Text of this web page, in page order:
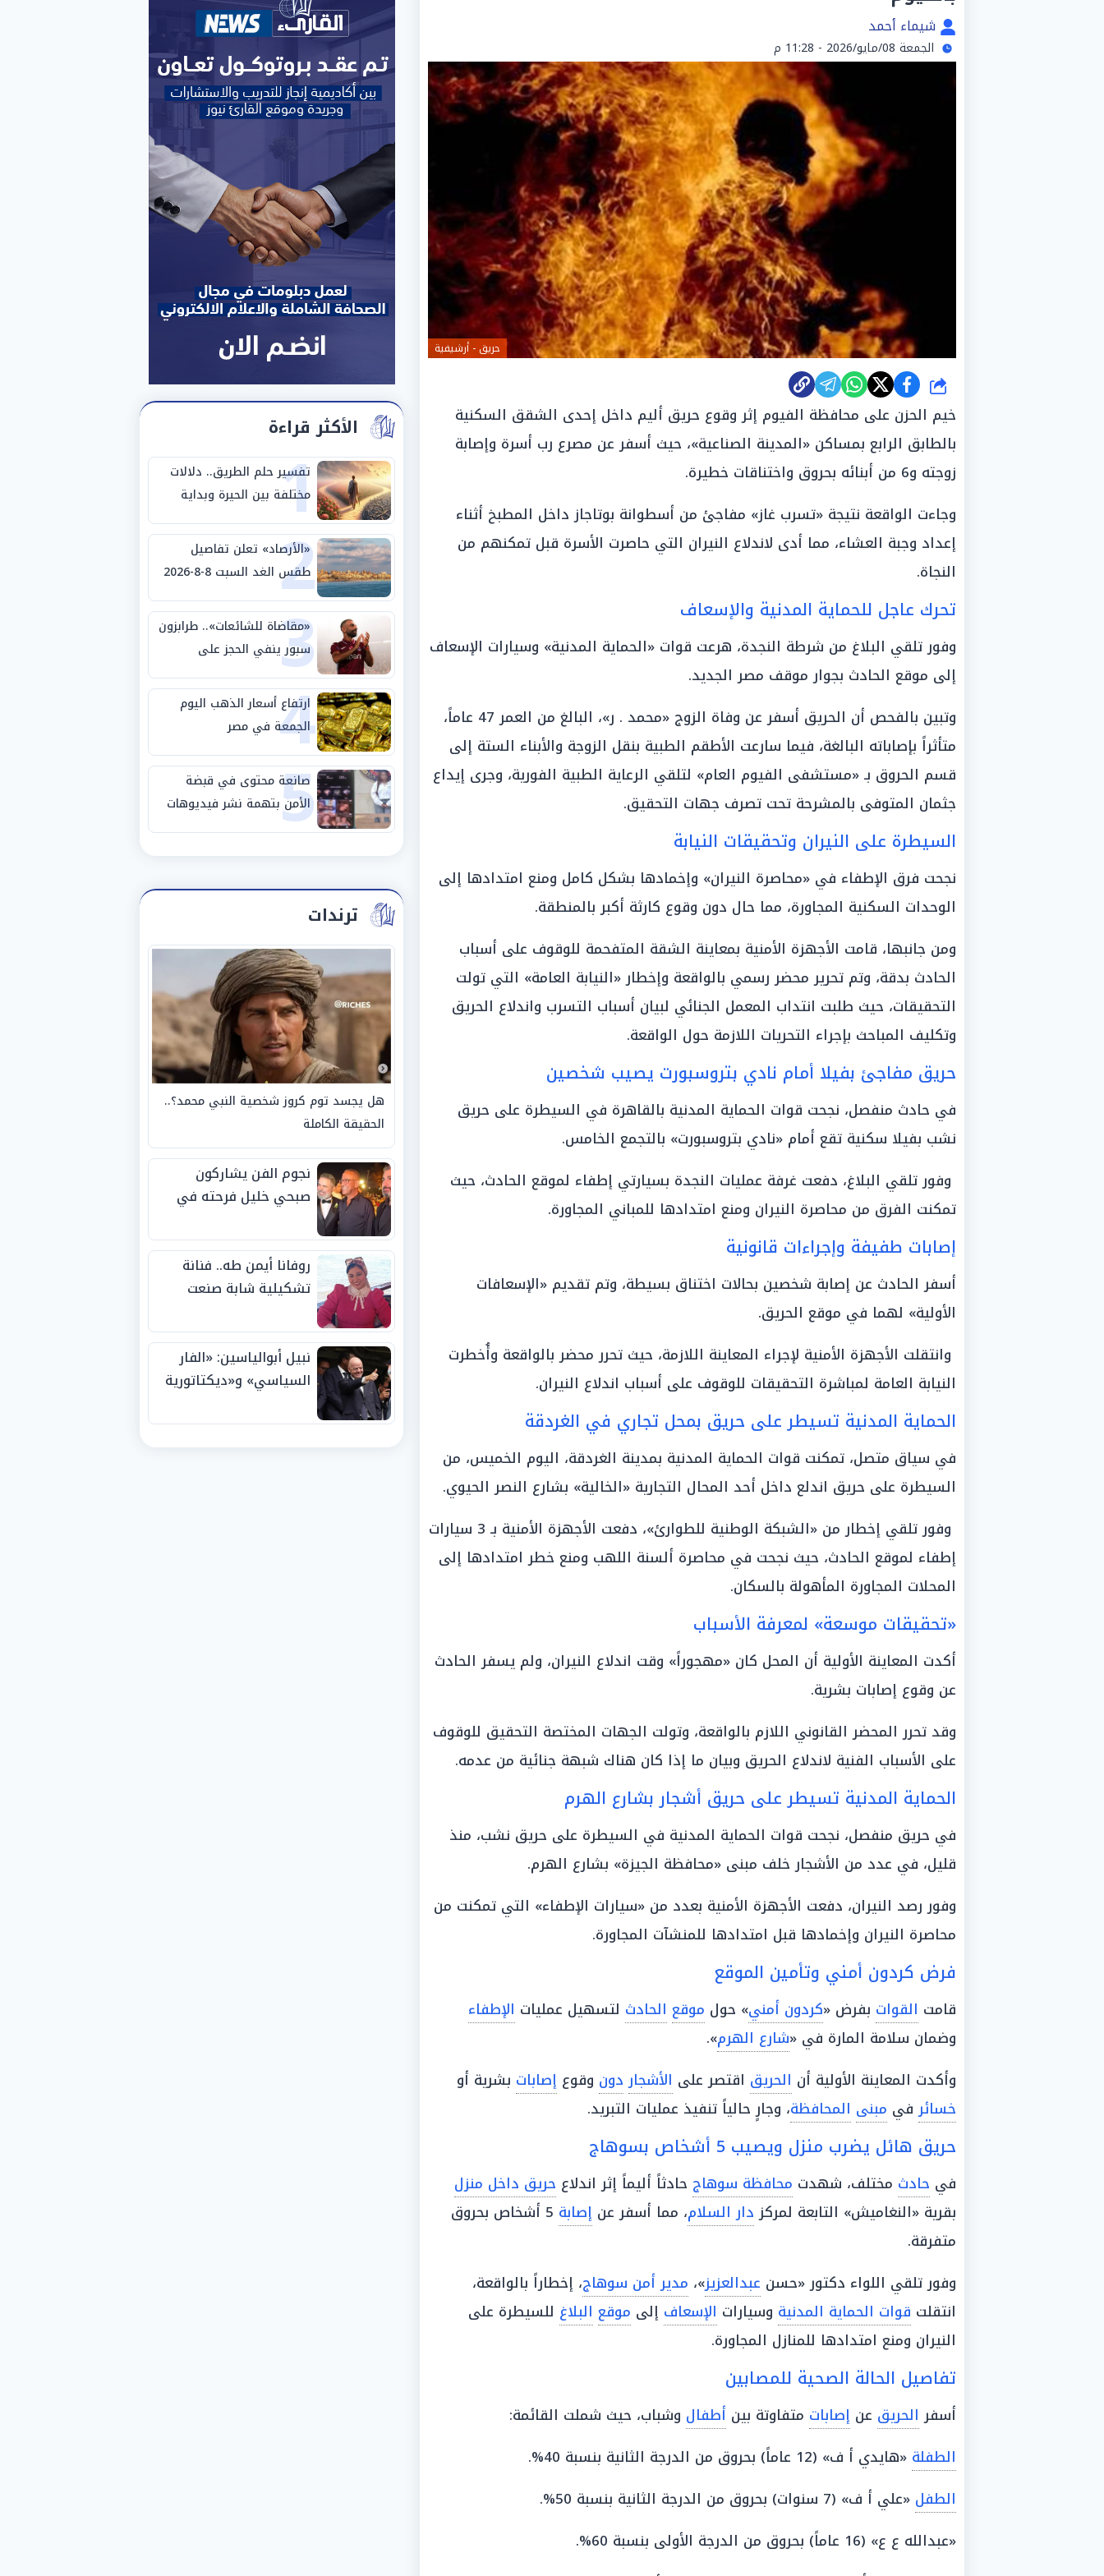
شيماء أحمد
الجمعة 08/مايو/2026 - 11:28 م
حريق - أرشيفية
شارك
خيم الحزن على محافظة الفيوم إثر وقوع حريق أليم داخل إحدى الشقق السكنية
بالطابق الرابع بمساكن «المدينة الصناعية»، حيث أسفر عن مصرع رب أسرة وإصابة
زوجته و6 من أبنائه بحروق واختناقات خطيرة.
وجاءت الواقعة نتيجة «تسرب غاز» مفاجئ من أسطوانة بوتاجاز داخل المطبخ أثناء
إعداد وجبة العشاء، مما أدى لاندلاع النيران التي حاصرت الأسرة قبل تمكنهم من
النجاة.
تحرك عاجل للحماية المدنية والإسعاف
وفور تلقي البلاغ من شرطة النجدة، هرعت قوات «الحماية المدنية» وسيارات الإسعاف
إلى موقع الحادث بجوار موقف مصر الجديد.
وتبين بالفحص أن الحريق أسفر عن وفاة الزوج «محمد . ر»، البالغ من العمر 47 عاماً،
متأثراً بإصاباته البالغة، فيما سارعت الأطقم الطبية بنقل الزوجة والأبناء الستة إلى
قسم الحروق بـ «مستشفى الفيوم العام» لتلقي الرعاية الطبية الفورية، وجرى إيداع
جثمان المتوفى بالمشرحة تحت تصرف جهات التحقيق.
السيطرة على النيران وتحقيقات النيابة
نجحت فرق الإطفاء في «محاصرة النيران» وإخمادها بشكل كامل ومنع امتدادها إلى
الوحدات السكنية المجاورة، مما حال دون وقوع كارثة أكبر بالمنطقة.
ومن جانبها، قامت الأجهزة الأمنية بمعاينة الشقة المتفحمة للوقوف على أسباب
الحادث بدقة، وتم تحرير محضر رسمي بالواقعة وإخطار «النيابة العامة» التي تولت
التحقيقات، حيث طلبت انتداب المعمل الجنائي لبيان أسباب التسرب واندلاع الحريق
وتكليف المباحث بإجراء التحريات اللازمة حول الواقعة.
حريق مفاجئ بفيلا أمام نادي بتروسبورت يصيب شخصين
في حادث منفصل، نجحت قوات الحماية المدنية بالقاهرة في السيطرة على حريق
نشب بفيلا سكنية تقع أمام «نادي بتروسبورت» بالتجمع الخامس.
وفور تلقي البلاغ، دفعت غرفة عمليات النجدة بسيارتي إطفاء لموقع الحادث، حيث
تمكنت الفرق من محاصرة النيران ومنع امتدادها للمباني المجاورة.
إصابات طفيفة وإجراءات قانونية
أسفر الحادث عن إصابة شخصين بحالات اختناق بسيطة، وتم تقديم «الإسعافات
الأولية» لهما في موقع الحريق.
وانتقلت الأجهزة الأمنية لإجراء المعاينة اللازمة، حيث تحرر محضر بالواقعة وأُخطرت
النيابة العامة لمباشرة التحقيقات للوقوف على أسباب اندلاع النيران.
الحماية المدنية تسيطر على حريق بمحل تجاري في الغردقة
في سياق متصل، تمكنت قوات الحماية المدنية بمدينة الغردقة، اليوم الخميس، من
السيطرة على حريق اندلع داخل أحد المحال التجارية «الخالية» بشارع النصر الحيوي.
وفور تلقي إخطار من «الشبكة الوطنية للطوارئ»، دفعت الأجهزة الأمنية بـ 3 سيارات
إطفاء لموقع الحادث، حيث نجحت في محاصرة ألسنة اللهب ومنع خطر امتدادها إلى
المحلات المجاورة المأهولة بالسكان.
«تحقيقات موسعة» لمعرفة الأسباب
أكدت المعاينة الأولية أن المحل كان «مهجوراً» وقت اندلاع النيران، ولم يسفر الحادث
عن وقوع إصابات بشرية.
وقد تحرر المحضر القانوني اللازم بالواقعة، وتولت الجهات المختصة التحقيق للوقوف
على الأسباب الفنية لاندلاع الحريق وبيان ما إذا كان هناك شبهة جنائية من عدمه.
الحماية المدنية تسيطر على حريق أشجار بشارع الهرم
في حريق منفصل، نجحت قوات الحماية المدنية في السيطرة على حريق نشب، منذ
قليل، في عدد من الأشجار خلف مبنى «محافظة الجيزة» بشارع الهرم.
وفور رصد النيران، دفعت الأجهزة الأمنية بعدد من «سيارات الإطفاء» التي تمكنت من
محاصرة النيران وإخمادها قبل امتدادها للمنشآت المجاورة.
فرض كردون أمني وتأمين الموقع
قامت القوات بفرض «كردون أمني» حول موقع الحادث لتسهيل عمليات الإطفاء
وضمان سلامة المارة في «شارع الهرم».
وأكدت المعاينة الأولية أن الحريق اقتصر على الأشجار دون وقوع إصابات بشرية أو
خسائرفي مبنى المحافظة، وجارٍ حالياً تنفيذ عمليات التبريد.
حريق هائل يضرب منزل ويصيب 5 أشخاص بسوهاج
في حادث مختلف، شهدت محافظة سوهاج حادثاً أليماً إثر اندلاع حريق داخل منزل
بقرية «النغاميش» التابعة لمركزدار السلام، مما أسفر عن إصابة
5 أشخاص بحروق
متفرقة.
وفور تلقي اللواء دكتور «حسن عبدالعزيز»، مدير أمن سوهاج، إخطاراً بالواقعة،
انتقلت قوات الحماية المدنية وسيارات الإسعاف إلى موقع البلاغ للسيطرة على
النيران ومنع امتدادها للمنازل المجاورة.
تفاصيل الحالة الصحية للمصابين
أسفر الحريق عن إصابات متفاوتة بين أطفال وشباب، حيث شملت القائمة:
الطفلة «هايدي أ ف» (12 عاماً) بحروق من الدرجة الثانية بنسبة 40%.
الطفل «علي أ ف» (7 سنوات) بحروق من الدرجة الثانية بنسبة 50%.
«عبدالله ع ع» (16 عاماً) بحروق من الدرجة الأولى بنسبة 60%.
الأكثر قراءة
1
تفسير حلم الطريق.. دلالات
مختلفة بين الحيرة وبداية
مرحلة جديدة
2
«الأرصاد» تعلن تفاصيل
طقس الغد السبت 8-8-2026
والظواهر الجوية
3
«مقاضاة للشائعات».. طرابزون
سبور ينفي الحجز على
مستحقات محمد صلاح
4
ارتفاع أسعار الذهب اليوم
الجمعة في مصر
5
صانعة محتوى في قبضة
الأمن بتهمة نشر فيديوهات
خادشة للحياء
ترندات
هل يجسد توم كروز شخصية النبي محمد؟..
الحقيقة الكاملة
نجوم الفن يشاركون
صبحي خليل فرحته في
روفانا أيمن طه.. فنانة
تشكيلية شابة صنعت
الجوائز منذ الصغر
نبيل أبوالياسين: «الفار
السياسي» و«ديكتاتورية
الفيفا».. وإقالة